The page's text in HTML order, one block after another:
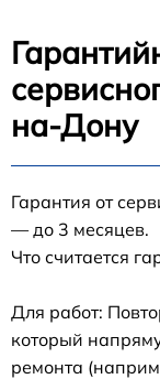
на-Дону
Гарантия от
— до 3 месяцев.
Что считается
Для работ:
который
ремонта